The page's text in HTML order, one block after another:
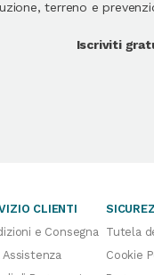
terreno e
Iscriviti
CLIENTI
e Consegna
Assistenza
Tutela
Cookie